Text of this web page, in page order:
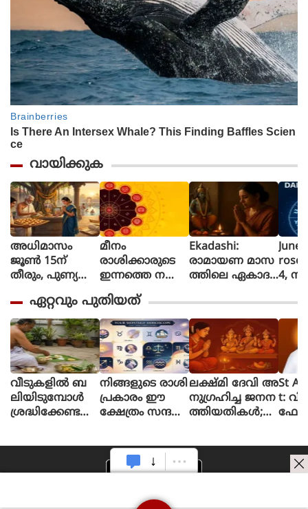
വായിക്കുക
അധിമാസം
ജൂൺ 15ന്
തീരും, പുണ്യ
ഈ 5 കാര്യങ്ങൾ
ചെയ്യാൻ ഇ
നിയും വൈക
രുത്
മീനം
രാശിക്കാരുടെ
ഇന്നത്തെ നക്ഷ
ത്രഫലം
Ekadashi:
രാമായണ മാസ
ത്തിലെ ഏകാദ
ത്തിന്റെ ആ
ത്മീയ പ്രാധാന്യ
വുമെന്ത്?
June
4,
നെ?
ഏറ്റവും പുതിയത്
വീടുകളിൽ ബ
ലിയിടുമ്പോൾ
ശ്രദ്ധിക്കേണ്ട
ളുമാണ് പ്ര
നിങ്ങളുടെ രാശി
പ്രകാരം ഈ
ക്ഷേത്രം സന്ദ
ങ്ങള്‍ ഉടന്‍ സഫ
ലമാകും
ലക്ഷ്മി ദേവി അ
നുഗ്രഹിച്ച ജനന
ത്തിയതികള്‍;
St
t: